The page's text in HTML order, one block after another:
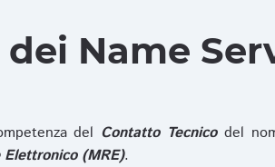
Name
del Contatto Tecnicodel
(MRE).